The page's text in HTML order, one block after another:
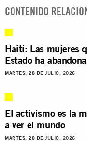
CONTENIDO
Haití: Las mujeres
Estado ha
MARTES, 28 DE JULIO, 2026
El activismo es la
a ver el mundo
MARTES, 28 DE JULIO, 2026